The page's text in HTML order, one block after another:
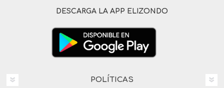
DESCARGA LA APP ELIZONDO
POLÍTICAS